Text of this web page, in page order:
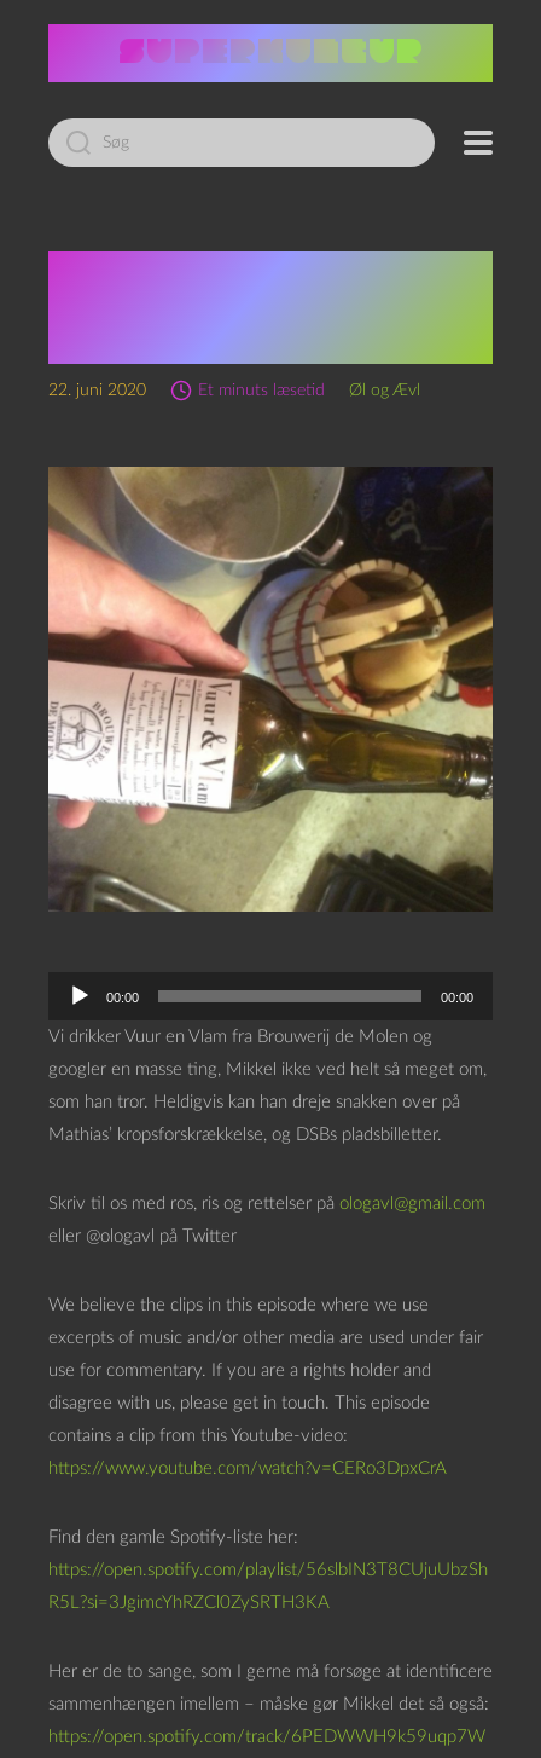
Led
efter:
22. juni 2020 Et minuts læsetid Øl og Ævl
e
r
00:00 00:00
Vi drikker Vuur en Vlam fra Brouwerij de Molen og
googler en masse ting, Mikkel ikke ved helt så meget om,
som han tror. Heldigvis kan han dreje snakken over på
Mathias’ kropsforskrækkelse, og DSBs pladsbilletter.
Skriv til os med ros, ris og rettelser på ologavl@gmail.com
eller @ologavl på Twitter
We believe the clips in this episode where we use
excerpts of music and/or other media are used under fair
use for commentary. If you are a rights holder and
disagree with us, please get in touch. This episode
contains a clip from this Youtube-video:
https://www.youtube.com/watch?v=CERo3DpxCrA
Find den gamle Spotify-liste her:
https://open.spotify.com/playlist/56slbIN3T8CUjuUbzSh
R5L?si=3JgimcYhRZCl0ZySRTH3KA
Her er de to sange, som I gerne må forsøge at identificere
sammenhængen imellem – måske gør Mikkel det så også:
https://open.spotify.com/track/6PEDWWH9k59uqp7W